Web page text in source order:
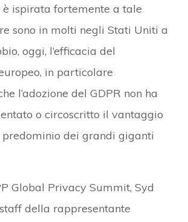
ispirata fortemente a tale
sono in molti negli Stati Uniti a
oggi, l’efficacia del
in particolare
l’adozione del GDPR non ha
o circoscritto il vantaggio
predominio dei grandi giganti
Global Privacy Summit, Syd
della rappresentante